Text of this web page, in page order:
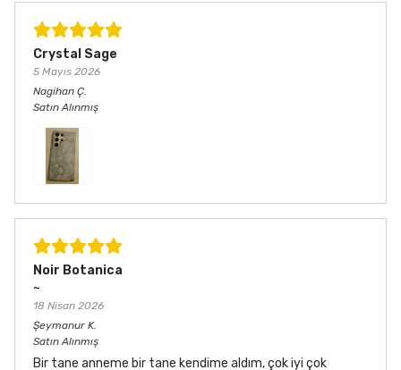
Crystal Sage
5 Mayıs 2026
Nagihan Ç.
Satın Alınmış
Noir Botanica
~
18 Nisan 2026
Şeymanur K.
Satın Alınmış
Bir tane anneme bir tane kendime aldım, çok iyi çok